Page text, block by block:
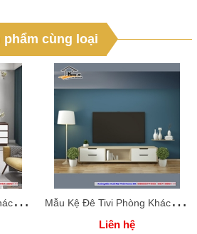
phẩm cùng loại
M
ẫu Kệ Đê Tivi Phòng Khách Home 3D M
ẫu Kệ Đê Tivi Phòng Khách Home 3D
Liên hệ